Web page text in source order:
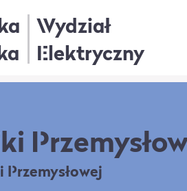
Wydział
Elektryczny